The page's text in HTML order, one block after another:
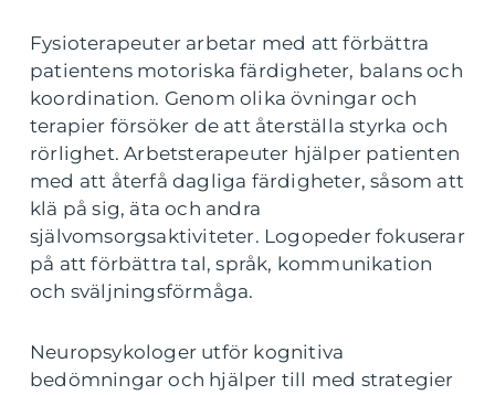
Fysioterapeuter arbetar med att förbättra
patientens motoriska färdigheter, balans och
koordination. Genom olika övningar och
terapier försöker de att återställa styrka och
rörlighet. Arbetsterapeuter hjälper patienten
med att återfå dagliga färdigheter, såsom att
klä på sig, äta och andra
självomsorgsaktiviteter. Logopeder fokuserar
på att förbättra tal, språk, kommunikation
och sväljningsförmåga.
Neuropsykologer utför kognitiva
bedömningar och hjälper till med strategier